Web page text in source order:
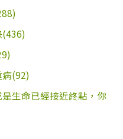
(92)
生命已經接近終點，你